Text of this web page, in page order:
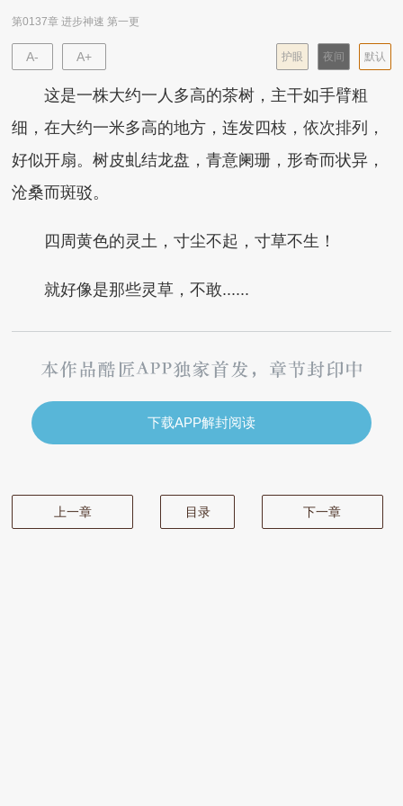
第0137章 进步神速 第一更
A- A+ 默认
夜间
护眼
这是一株大约一人多高的茶树，主干如手臂粗
细，在大约一米多高的地方，连发四枝，依次排列，
好似开扇。树皮虬结龙盘，青意阑珊，形奇而状异，
沧桑而斑驳。
四周黄色的灵土，寸尘不起，寸草不生！
就好像是那些灵草，不敢......
下载APP解封阅读
上一章 目录 下一章